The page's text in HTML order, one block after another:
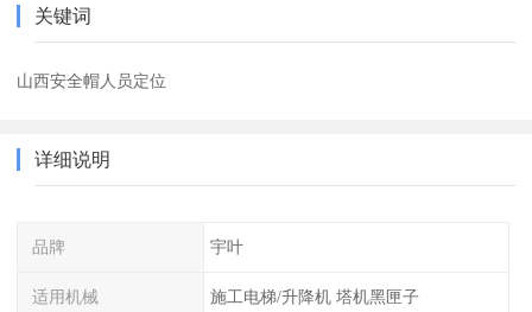
关键词
山西安全帽人员定位
详细说明
品牌 宇叶
适用机械 施工电梯/升降机 塔机黑匣子